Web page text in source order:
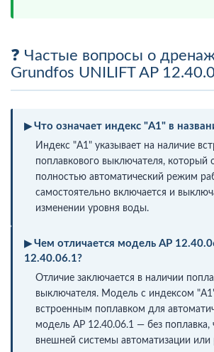
Частые вопросы о
Grundfos UNILIFT AP
Что означает индекс "A1" в
Индекс "A1" указывает на наличие
поплавкового выключателя, который
полностью автоматический режим
самостоятельно включается и
изменении уровня воды.
Чем отличается модель AP
12.40.06.1?
Отличие заключается в наличии
выключателя. Модель с индексом
встроенным поплавком для
модель AP 12.40.06.1 — без поплавка,
внешней системы автоматизации или